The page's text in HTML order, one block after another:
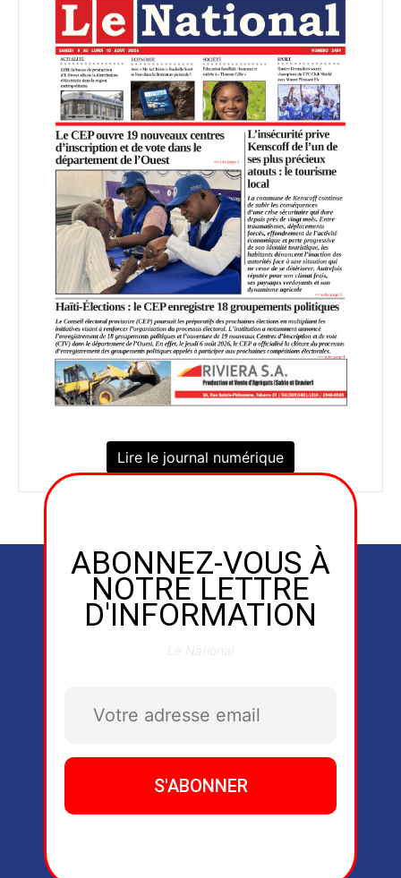
Lire le journal numérique
ABONNEZ-VOUS À
NOTRE LETTRE
D'INFORMATION